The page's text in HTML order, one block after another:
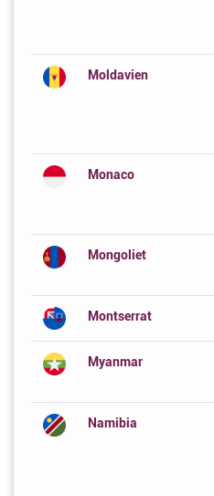
Moldavien
Monaco
Mongoliet
Montserrat
Myanmar
Namibia